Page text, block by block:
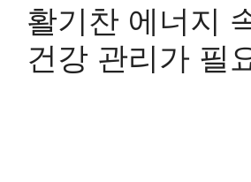
활기찬 에너지
건강 관리가 필